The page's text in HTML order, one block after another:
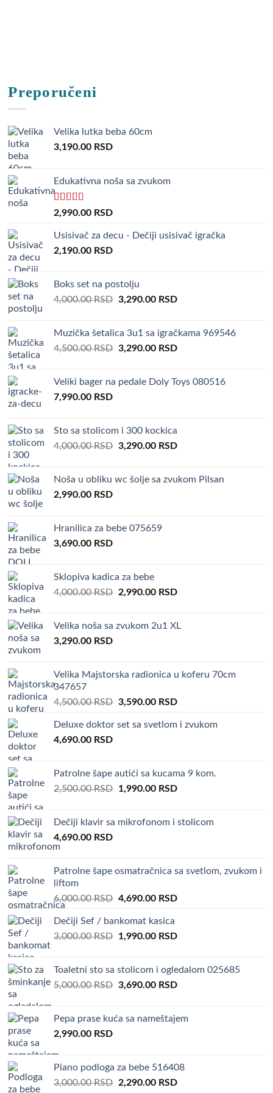
Preporučeni
Velika lutka beba 60cm
3,190.00 RSD
Edukativna noša sa zvukom
Rated 5.00
2,990.00 RSD
Usisivač za decu - Dečiji usisivač igračka
2,190.00 RSD
Boks set na postolju
4,000.00RSD Original
4,000.00 RSD.
3,290.00 RSDCurrent
3,290.00 RSD.
Muzička šetalica 3u1 sa igračkama 969546
4,500.00RSD Original
4,500.00 RSD.
3,290.00 RSDCurrent
3,290.00 RSD.
Veliki bager na pedale Doly Toys 080516
7,990.00 RSD
Sto sa stolicom i 300 kockica
4,000.00RSD Original
4,000.00 RSD.
3,290.00 RSDCurrent
3,290.00 RSD.
Noša u obliku wc šolje sa zvukom Pilsan
2,990.00 RSD
Hranilica za bebe 075659
3,690.00 RSD
Sklopiva kadica za bebe
4,000.00RSD Original
4,000.00 RSD.
2,990.00 RSDCurrent
2,990.00 RSD.
Velika noša sa zvukom 2u1 XL
3,290.00 RSD
Velika Majstorska radionica u koferu 70cm
347657
4,500.00RSD Original
was:
3,590.00 RSDCurrent
is:
Deluxe doktor set sa svetlom i zvukom
4,690.00 RSD
Patrolne šape autići sa kucama 9 kom.
2,500.00RSD Original
2,500.00 RSD.
1,990.00 RSDCurrent
1,990.00 RSD.
Dečiji klavir sa mikrofonom i stolicom
4,690.00 RSD
Patrolne šape osmatračnica sa svetlom, zvukom i
liftom
6,000.00RSD Original
was:
6,000.00 RSD.
4,690.00 RSDCurrent
4,690.00 RSD.
Dečiji Sef / bankomat kasica
3,000.00RSD Original
3,000.00 RSD.
1,990.00 RSDCurrent
1,990.00 RSD.
Toaletni sto sa stolicom i ogledalom 025685
5,000.00RSD Original
5,000.00 RSD.
3,690.00 RSDCurrent
3,690.00 RSD.
Pepa prase kuća sa nameštajem
2,990.00 RSD
Piano podloga za bebe 516408
3,000.00RSD Original
2,290.00 RSDCurrent